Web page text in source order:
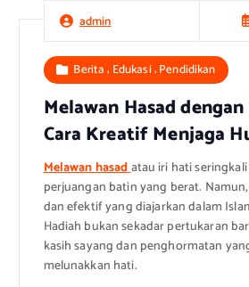
admin
Berita, Edukasi,Pendidikan
Melawan Hasad
Cara Kreatif Menjaga
Melawan hasadatau iri hati
perjuangan batin yang berat.
dan efektif yang diajarkan dalam
Hadiah bukan sekadar pertukaran
kasih sayang dan penghormatan
melunakkan hati.